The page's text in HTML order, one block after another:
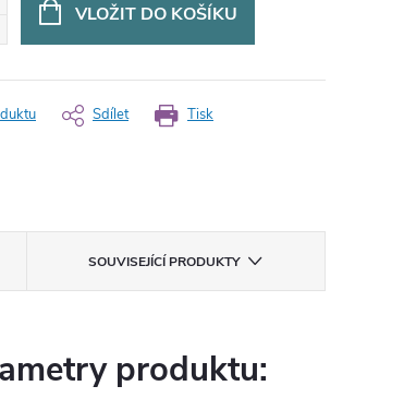
VLOŽIT DO KOŠÍKU
Tisk
Sdílet
SOUVISEJÍCÍ PRODUKTY
produktu: